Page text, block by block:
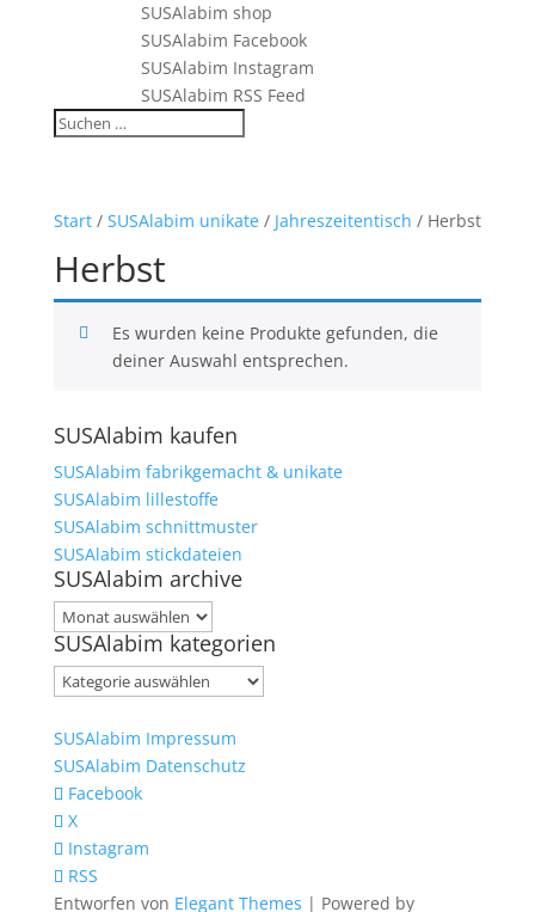
SUSAlabim shop
SUSAlabim Facebook
SUSAlabim Instagram
SUSAlabim RSS Feed
Start/ SUSAlabim unikate/ Jahreszeitentisch / Herbst
Herbst
Es wurden keine Produkte gefunden, die
deiner Auswahl entsprechen.
SUSAlabim kaufen
SUSAlabim fabrikgemacht & unikate
SUSAlabim lillestoffe
SUSAlabim schnittmuster
SUSAlabim stickdateien
SUSAlabim archive
SUSAlabim
archive
SUSAlabim kategorien
SUSAlabim
SUSAlabim Impressum
SUSAlabim Datenschutz
Facebook
X
Instagram
RSS
Entworfen von Elegant Themes | Powered by